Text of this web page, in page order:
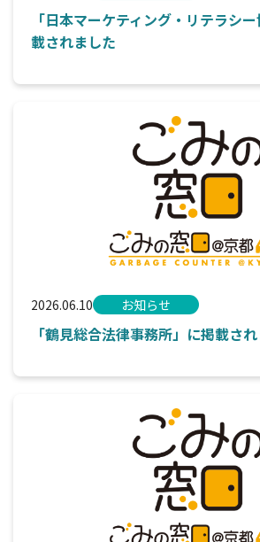
「日本マーケティング・リテラシ
載されました
2026.06.10 お知らせ
「鶴見総合法律事務所」に掲載さ